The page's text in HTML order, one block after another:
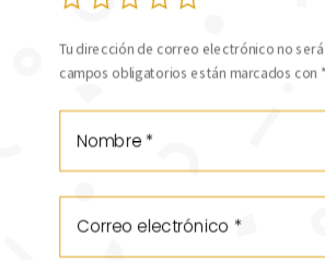
Tu dirección de correo electrónico no
campos obligatorios están marcados con *